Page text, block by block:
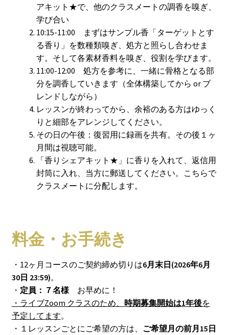
アキット★で、他のクラスメートの調香を嗅ぎ、
学び合い
10:15-11:00 まずはサンプル香「ターゲットとす
る香り」を数種類嗅ぎ、処方と照らし合わせま
す。そして各素材香料を嗅ぎ、役割を学びます。
11:00-12:00 処方を参考に、一緒に骨格となる部
分を調香していきます（全体構築してから or ブ
レンドしながら）
レッスンが終わってから、余裕のある方はゆっく
りと細部をアレンジしてください。
その日の午後：復習用に録画を共有。その後１ヶ
月間は視聴可能。
「香りシェアキット★」に香りを入れて、返信用
封筒に入れ、当方に郵送してください。こちらで
クラスメートに分配します。
料金・お手続き
・12ヶ月コースのご契約締め切りは6月末日(2026年6月
30日 23:59)。
・ 定員：７名様お早めに！
・ライブZoom クラスのため、 時期募集開始は1年後を
予定してます。
・１レッスンごとにご希望の方は、 ご希望月の前月15日